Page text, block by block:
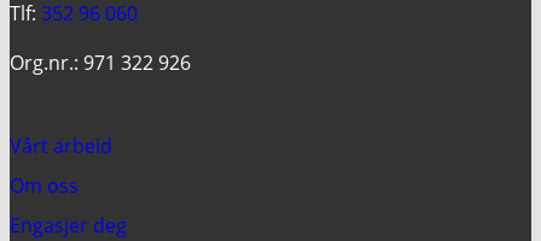
Tlf: 352 96 060
Org.nr.: 971 322 926
Vårt arbeid
Om oss
Engasjer deg